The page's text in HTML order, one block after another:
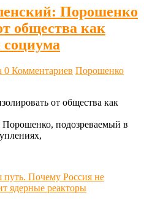
Порошенко
общества как
социума
0 Комментариев Порошенко
от общества как
подозреваемый в